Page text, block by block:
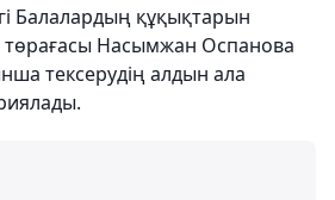
Балалардың құқықтарын
төрағасы Насымжан Оспанова
тексерудің алдын ала